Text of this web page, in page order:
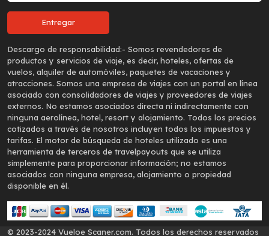
Descargo de responsabilidad:- Somos revendedores de
productos y servicios de viaje, es decir, hoteles, ofertas de
vuelos, alquiler de automóviles, paquetes de vacaciones y
atracciones. Somos una empresa de viajes con un portal en línea
asociado con consolidadores de viajes y proveedores de viajes
externos. No estamos asociados directa ni indirectamente con
ninguna aerolínea, hotel, resort y alojamiento. Todos los precios
cotizados a través de nosotros incluyen todos los impuestos y
tarifas. El motor de búsqueda de hoteles utilizado es una
herramienta de terceros de travelpayouts que se utiliza
simplemente para proporcionar información; no estamos
asociados con ninguna empresa, alojamiento o propiedad
disponible en él.
© 2023-2024 Vueloe Scaner.com. Todos los derechos reservados